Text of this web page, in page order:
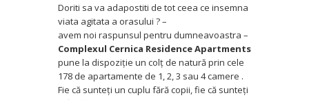
Doriti sa va adapostiti de tot ceea ce insemna
viata agitata a orasului ? –
avem noi raspunsul pentru dumneavoastra –
Complexul Cernica Residence Apartments
pune la dispoziţie un colţ de natură prin cele
178 de apartamente de 1, 2, 3 sau 4 camere .
Fie că sunteţi un cuplu fără copii, fie că sunteţi